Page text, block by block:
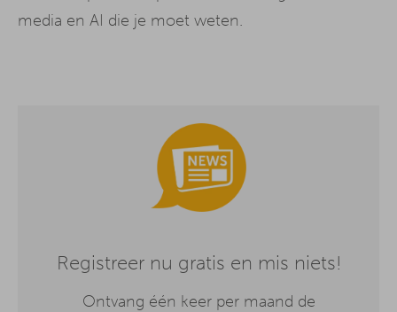
media en AI die je moet weten.
Registreer nu gratis en mis niets!
Ontvang één keer per maand de